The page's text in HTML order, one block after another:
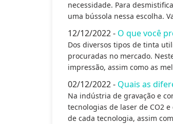
necessidade. Para
uma bússola nessa escolha.
12/12/2022 - O que você
Dos diversos tipos de tinta
procuradas no mercado.
impressão, assim como as
02/12/2022 - Quais as
Na indústria de gravação e
tecnologias de laser de CO2
de cada tecnologia, assim